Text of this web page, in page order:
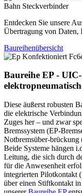
Bahn Steckverbinder
Entdecken Sie unsere
Übertragung von Daten,
Baureihenübersicht
Baureihe EP -
Diese äußerst robusten
die elektrische
Zuges her – und zwar
Bremssystem (EP-
Notbremsüber-brückung
Beide Systeme hängen
Leitung, die sich durch
für die Anwesenheit
integrierten Pilotkontakt
über einen Stiftkontakt